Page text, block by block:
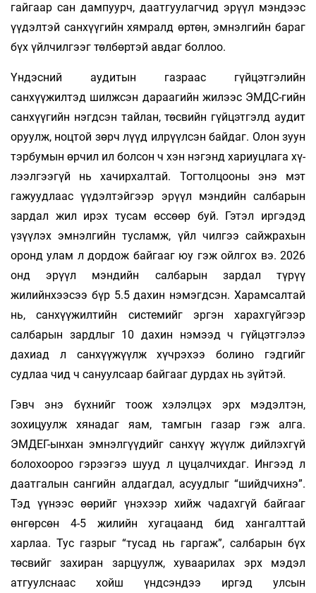
гайгаар сан дампуурч, даатгуулагчид эрүүл мэндээс
үүдэлтэй санхүүгийн хямралд өртөн, эмнэлгийн бараг
бүх үйлчилгээг төлбөртэй авдаг боллоо.
Үндэсний аудитын газраас гүйцэтгэлийн
санхүүжилтэд шилжсэн дараагийн жилээс ЭМДС-гийн
санхүүгийн нэгдсэн тайлан, төсвийн гүйцэтгэлд аудит
оруулж, ноцтой зөрч­ лүүд илрүүлсэн байдаг. Олон зуун
тэрбумын өрчил ил болсон ч хэн нэгэнд хариуцлага хү­
лээл­гээгүй нь хачирхалтай. Тогтолцооны энэ мэт
гажуудлаас үүдэлтэйгээр эрүүл мэндийн салбарын
зардал жил ирэх тусам өссөөр буй. Гэтэл иргэдэд
үзүүлэх эмнэлгийн тусламж, үйл­ чилгээ сайжрахын
оронд улам л дордож байгааг юу гэж ойлгох вэ. 2026
онд эрүүл мэндийн салбарын зардал түрүү
жилийнхээсээ бүр 5.5 дахин нэмэгдсэн. Харамсалтай
нь, санхүүжилтийн системийг эргэн харахгүйгээр
салбарын зардлыг 10 дахин нэмээд ч гүйцэтгэлээ
дахиад л санхүүжүүлж хүчрэхээ болино гэдгийг
судлаа­ чид ч сануулсаар байгааг дурдах нь зүйтэй.
Гэвч энэ бүхнийг тоож хэлэлцэх эрх мэдэлтэн,
зохицуулж хянадаг яам, тамгын газар гэж алга.
ЭМДЕГ-ынхан эмнэлгүүдийг санхүү­ жүүлж дийлэхгүй
болохоороо гэрээгээ шууд л цуцалчихдаг. Ингээд л
даатгалын сангийн алдагдал, асуудлыг “шийдчихнэ”.
Тэд үүнээс өөрийг үнэхээр хийж чадахгүй байгааг
өнгөрсөн 4-5 жилийн хугацаанд бид хангалттай
харлаа. Тус газрыг “тусад нь гаргаж”, салбарын бүх
төсвийг захиран зарцуулж, хуваарилах эрх мэдэл
атгуулснаас хойш үндсэндээ иргэд улсын